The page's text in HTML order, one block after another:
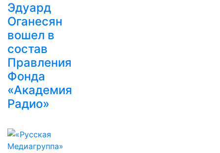
Эдуард
Оганесян
вошел в
состав
Правления
Фонда
«Академия
Радио»